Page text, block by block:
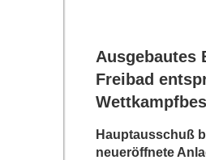
Ausgebautes
Freibad
Hauptausschuß
neueröffnete